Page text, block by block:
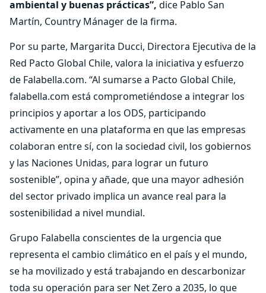
ambiental y buenas prácticas”, dice Pablo San
Martín, Country Mánager de la firma.
Por su parte, Margarita Ducci, Directora Ejecutiva de la
Red Pacto Global Chile, valora la iniciativa y esfuerzo
de Falabella.com. “Al sumarse a Pacto Global Chile,
falabella.com está comprometiéndose a integrar los
principios y aportar a los ODS, participando
activamente en una plataforma en que las empresas
colaboran entre sí, con la sociedad civil, los gobiernos
y las Naciones Unidas, para lograr un futuro
sostenible”, opina y añade, que una mayor adhesión
del sector privado implica un avance real para la
sostenibilidad a nivel mundial.
Grupo Falabella conscientes de la urgencia que
representa el cambio climático en el país y el mundo,
se ha movilizado y está trabajando en descarbonizar
toda su operación para ser Net Zero a 2035, lo que